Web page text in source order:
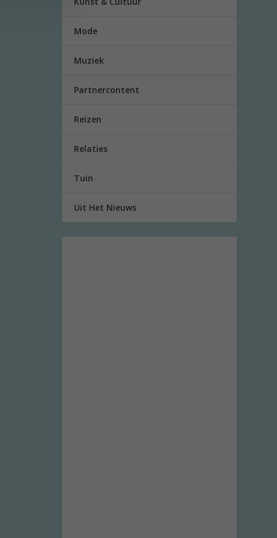
Mode
Muziek
Partnercontent
Reizen
Relaties
Tuin
Uit Het Nieuws